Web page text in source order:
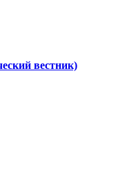
вестник)